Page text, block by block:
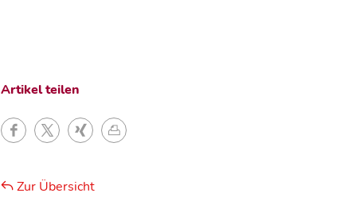
Artikel teilen
Zur Übersicht